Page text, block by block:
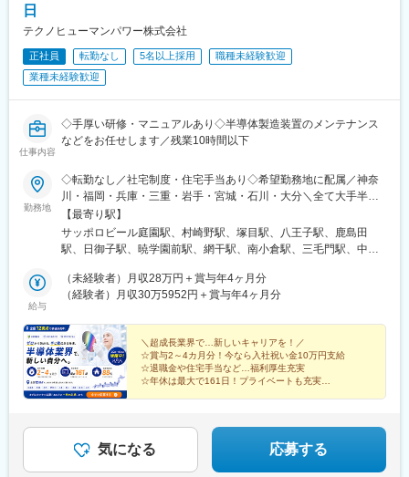
日
テクノヒューマンパワー株式会社
正社員 転勤なし 5名以上採用
職種未経験歓迎
業種未経験歓迎
仕事内容
◇手厚い研修・マニュアルあり◇半導体製造装置のメンテナンス
などをお任せします／残業10時間以下
勤務地
◇転勤なし／社宅制度・住宅手当あり◇希望勤務地に配属／神奈
川・福岡・兵庫・三重・岩手・宮城・石川・大分＼全て大手半導
体メーカー構内／◆石川県能美市◆三重県四日市市◆神奈川県川
崎市◆兵庫県揖保郡◆福岡県豊前市・北九州市など◆宮城県黒川
郡◆岩手県北上市◆大分県大分市◆北海道恵庭市＼U・Iターン希
制度あり／（会社負担70％）遠方からのご応募や転居を伴う方も
安心してスタートいただけます※適用条件あり（距離等の規定あ
もピッタリ◎
【最寄り駅】
サッポロビール庭園駅、村崎野駅、塚目駅、八王子駅、鹿島田
駅、日御子駅、暁学園前駅、網干駅、南小倉駅、三毛門駅、中判
給与
（未経験者）月収28万円＋賞与年4ヶ月分
（経験者）月収30万5952円＋賞与年4ヶ月分
＼超成長業界で…新しいキャリアを！／
☆賞与2～4カ月分！今なら入社祝い金10万円支給
☆退職金や住宅手当など…福利厚生充実
☆年休は最大で161日！プライベートも充実
気になる 応募する